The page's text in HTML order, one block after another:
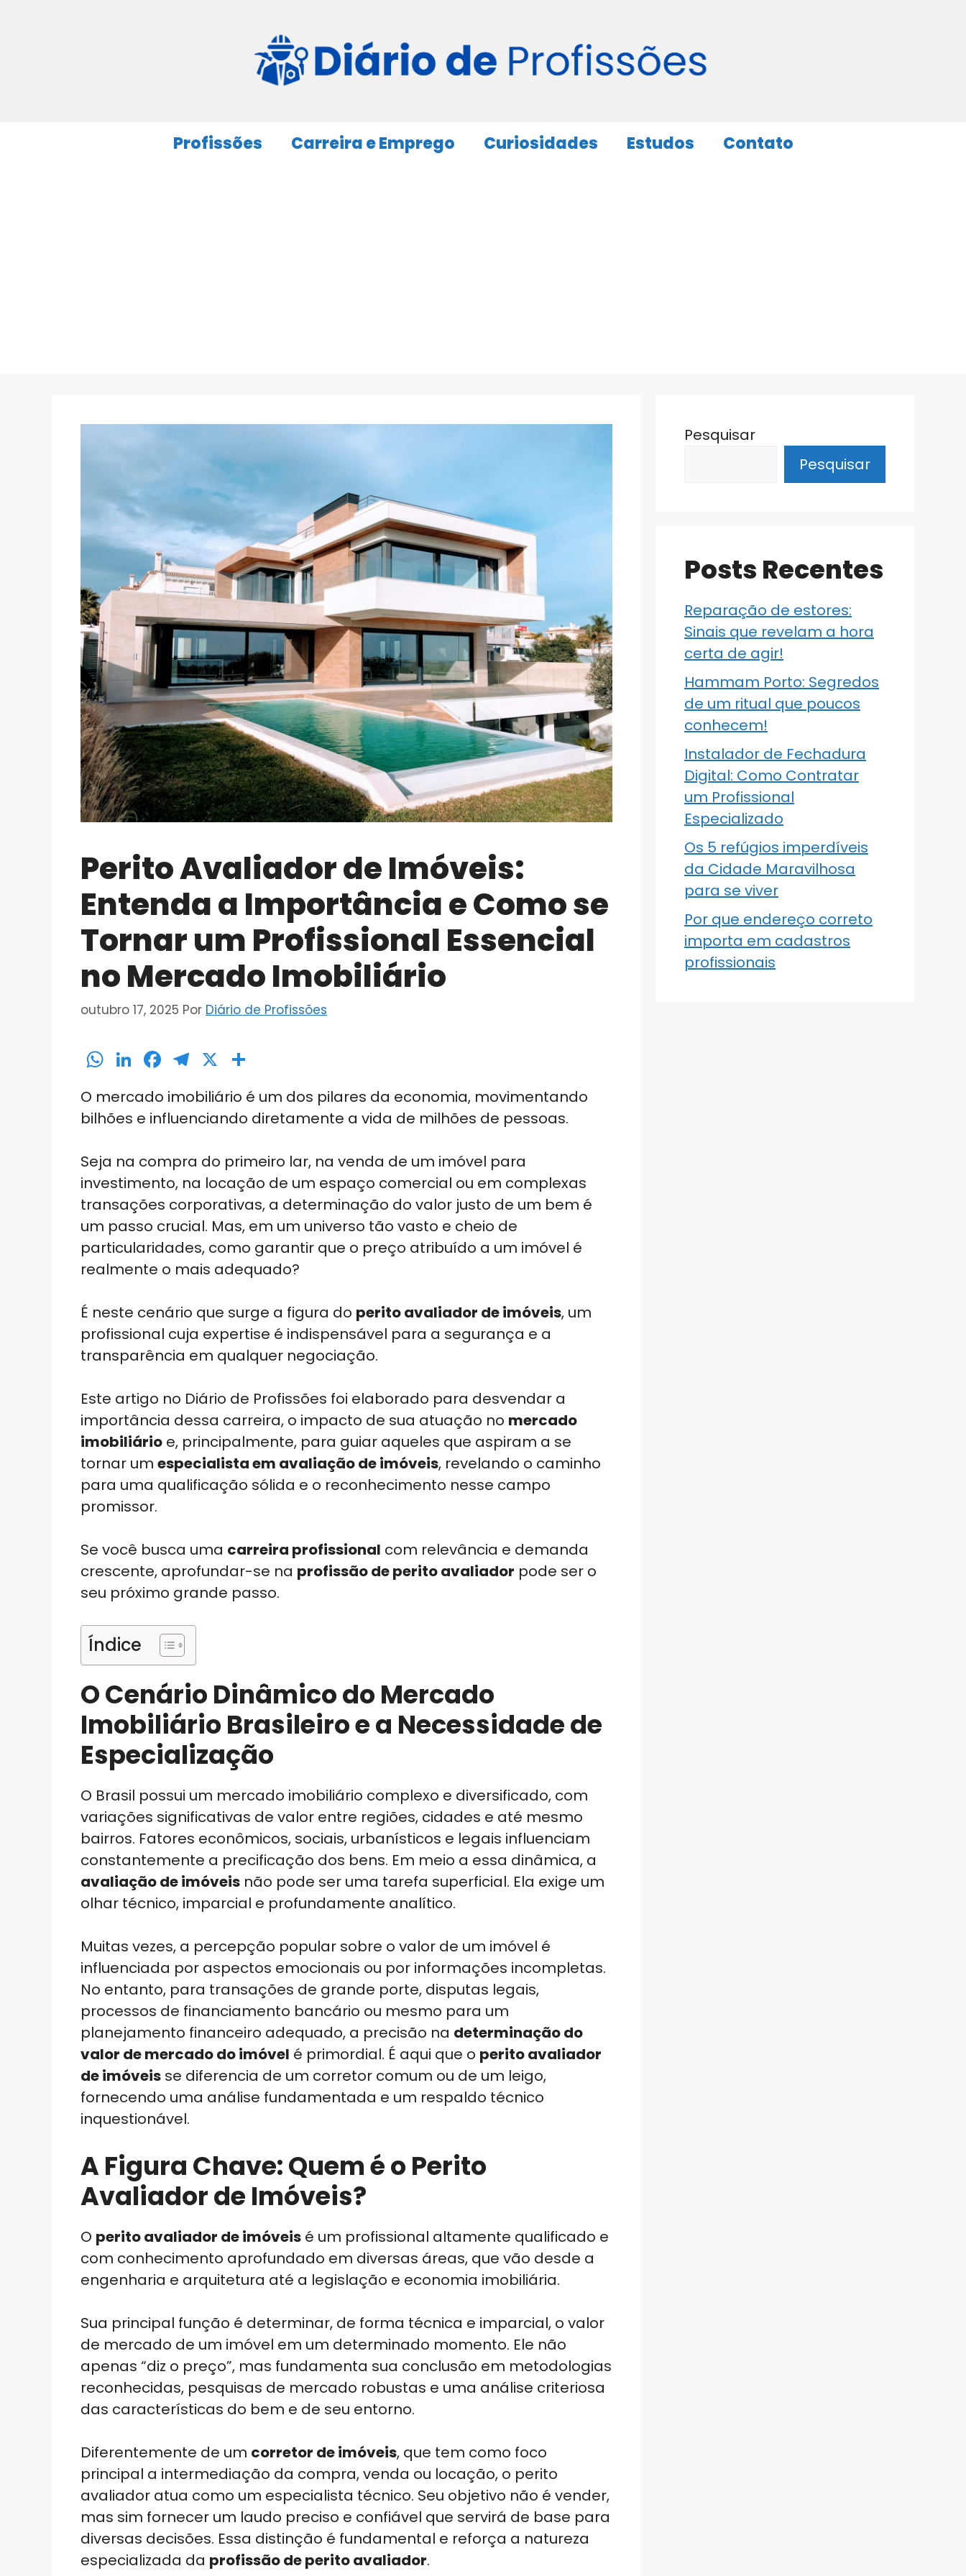
Profissões Carreira e Emprego Curiosidades Estudos Contato
Perito Avaliador de Imóveis:
Entenda a Importância e Como se
Tornar um Profissional Essencial
no Mercado Imobiliário
outubro 17, 2025 Por Diário de Profissões
W
a
ts
A
p
p
Li
k
e
dI
n
F
c
e
b
o
o
k
T
e
gr
a
m
X
h
ar
e
O mercado imobiliário é um dos pilares da economia, movimentando
bilhões e influenciando diretamente a vida de milhões de pessoas.
Seja na compra do primeiro lar, na venda de um imóvel para
investimento, na locação de um espaço comercial ou em complexas
transações corporativas, a determinação do valor justo de um bem é
um passo crucial. Mas, em um universo tão vasto e cheio de
particularidades, como garantir que o preço atribuído a um imóvel é
realmente o mais adequado?
É neste cenário que surge a figura do perito avaliador de imóveis, um
profissional cuja expertise é indispensável para a segurança e a
transparência em qualquer negociação.
Este artigo no Diário de Profissões foi elaborado para desvendar a
importância dessa carreira, o impacto de sua atuação no mercado
imobiliário e, principalmente, para guiar aqueles que aspiram a se
tornar um especialista em avaliação de imóveis, revelando o caminho
para uma qualificação sólida e o reconhecimento nesse campo
promissor.
Se você busca uma carreira profissional com relevância e demanda
crescente, aprofundar-se na profissão de perito avaliador pode ser o
seu próximo grande passo.
Índice
O Cenário Dinâmico do Mercado
Imobiliário Brasileiro e a Necessidade de
Especialização
O Brasil possui um mercado imobiliário complexo e diversificado, com
variações significativas de valor entre regiões, cidades e até mesmo
bairros. Fatores econômicos, sociais, urbanísticos e legais influenciam
constantemente a precificação dos bens. Em meio a essa dinâmica, a
avaliação de imóveis não pode ser uma tarefa superficial. Ela exige um
olhar técnico, imparcial e profundamente analítico.
Muitas vezes, a percepção popular sobre o valor de um imóvel é
influenciada por aspectos emocionais ou por informações incompletas.
No entanto, para transações de grande porte, disputas legais,
processos de financiamento bancário ou mesmo para um
planejamento financeiro adequado, a precisão na determinação do
valor de mercado do imóvel é primordial. É aqui que o perito avaliador
de imóveis se diferencia de um corretor comum ou de um leigo,
fornecendo uma análise fundamentada e um respaldo técnico
inquestionável.
A Figura Chave: Quem é o Perito
Avaliador de Imóveis?
O perito avaliador de imóveis é um profissional altamente qualificado e
com conhecimento aprofundado em diversas áreas, que vão desde a
engenharia e arquitetura até a legislação e economia imobiliária.
Sua principal função é determinar, de forma técnica e imparcial, o valor
de mercado de um imóvel em um determinado momento. Ele não
apenas “diz o preço”, mas fundamenta sua conclusão em metodologias
reconhecidas, pesquisas de mercado robustas e uma análise criteriosa
das características do bem e de seu entorno.
Diferentemente de um corretor de imóveis, que tem como foco
principal a intermediação da compra, venda ou locação, o perito
avaliador atua como um especialista técnico. Seu objetivo não é vender,
mas sim fornecer um laudo preciso e confiável que servirá de base para
diversas decisões. Essa distinção é fundamental e reforça a natureza
especializada da profissão de perito avaliador.
Pesquisar
Pesquisar
Posts Recentes
Reparação de estores:
Sinais que revelam a hora
certa de agir!
Hammam Porto: Segredos
de um ritual que poucos
conhecem!
Instalador de Fechadura
Digital: Como Contratar
um Profissional
Especializado
Os 5 refúgios imperdíveis
da Cidade Maravilhosa
para se viver
Por que endereço correto
importa em cadastros
profissionais